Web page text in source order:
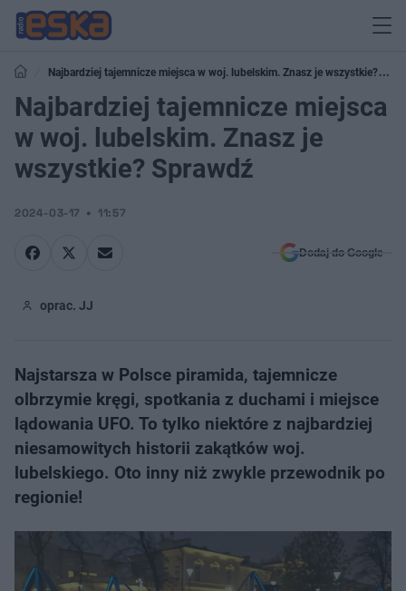
Najbardziej tajemnicze miejsca w woj. lubelskim. Znasz je wszystkie?
Sprawdź
Najbardziej tajemnicze miejsca
w woj. lubelskim. Znasz je
wszystkie? Sprawdź
2024-03-17 11:57
Dodaj do Google
oprac. JJ
Najstarsza w Polsce piramida, tajemnicze
olbrzymie kręgi, spotkania z duchami i miejsce
lądowania UFO. To tylko niektóre z najbardziej
niesamowitych historii zakątków woj.
lubelskiego. Oto inny niż zwykle przewodnik po
regionie!